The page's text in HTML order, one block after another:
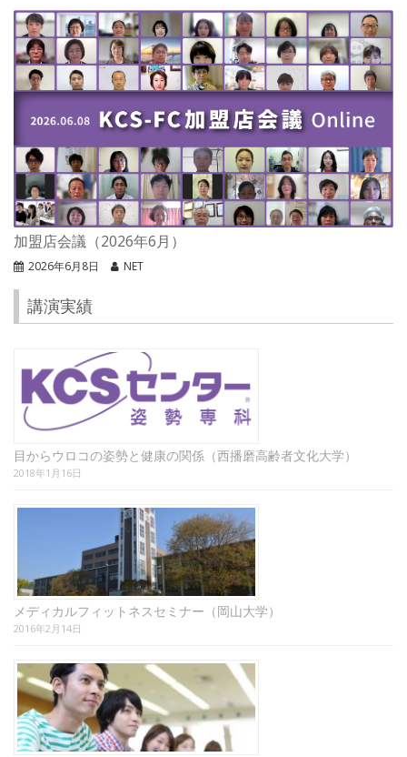
加盟店会議（2026年6月）
2026年6月8日 NET
講演実績
目からウロコの姿勢と健康の関係（西播磨高齢者文化大学）
2018年1月16日
メディカルフィットネスセミナー（岡山大学）
2016年2月14日